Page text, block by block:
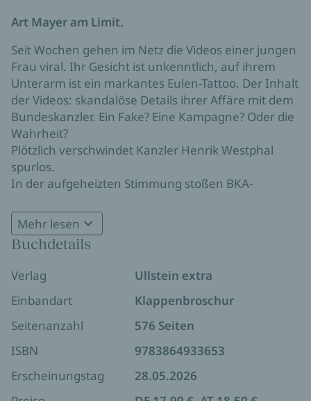
Art Mayer am Limit.
Seit Wochen gehen im Netz die Videos einer jungen
Frau viral. Ihr Gesicht ist unkenntlich, auf ihrem
Unterarm ist ein markantes Eulen-Tattoo. Der Inhalt
der Videos: skandalöse Details ihrer Affäre mit dem
Bundeskanzler. Ein Fake? Eine Kampagne? Oder die
Wahrheit?
Plötzlich verschwindet Kanzler Henrik Westphal
spurlos.
In der aufgeheizten Stimmung stoßen BKA-
Bahntunnel unter dem Alexanderplatz auf eine
entstellte Leiche. Ist es die junge Frau aus den
Videos? Und welche Rolle spielt Juli, die Frau des
Kanzlers – und Arts große Jugendliebe. Als Art
plötzlich selbst ins Visier gerät, eskaliert die
Situation: Wem kann er noch vertrauen?
Mehr lesen
Buchdetails
Verlag
Ullstein extra
Einbandart
Klappenbroschur
Seitenanzahl
576 Seiten
ISBN
9783864933653
Erscheinungstag
28.05.2026